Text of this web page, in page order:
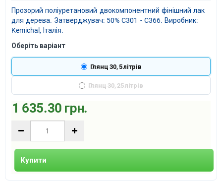
Прозорий поліуретановий двокомпонентний фінішний лак
для дерева. Затверджувач: 50% C301 - C366. Виробник:
Kemichal, Італія.
Оберіть варіант
Глянц 30, 5 літрів
Глянц 30, 25 літрів
1 635.30 грн.
Купити